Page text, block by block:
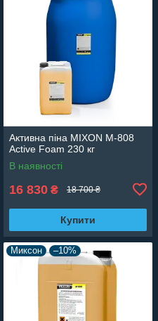
Активна піна MIXON M-808
Active Foam 230 кг
В наявності
16 830 ₴ 18 700 ₴
Купити
Миксон –10%